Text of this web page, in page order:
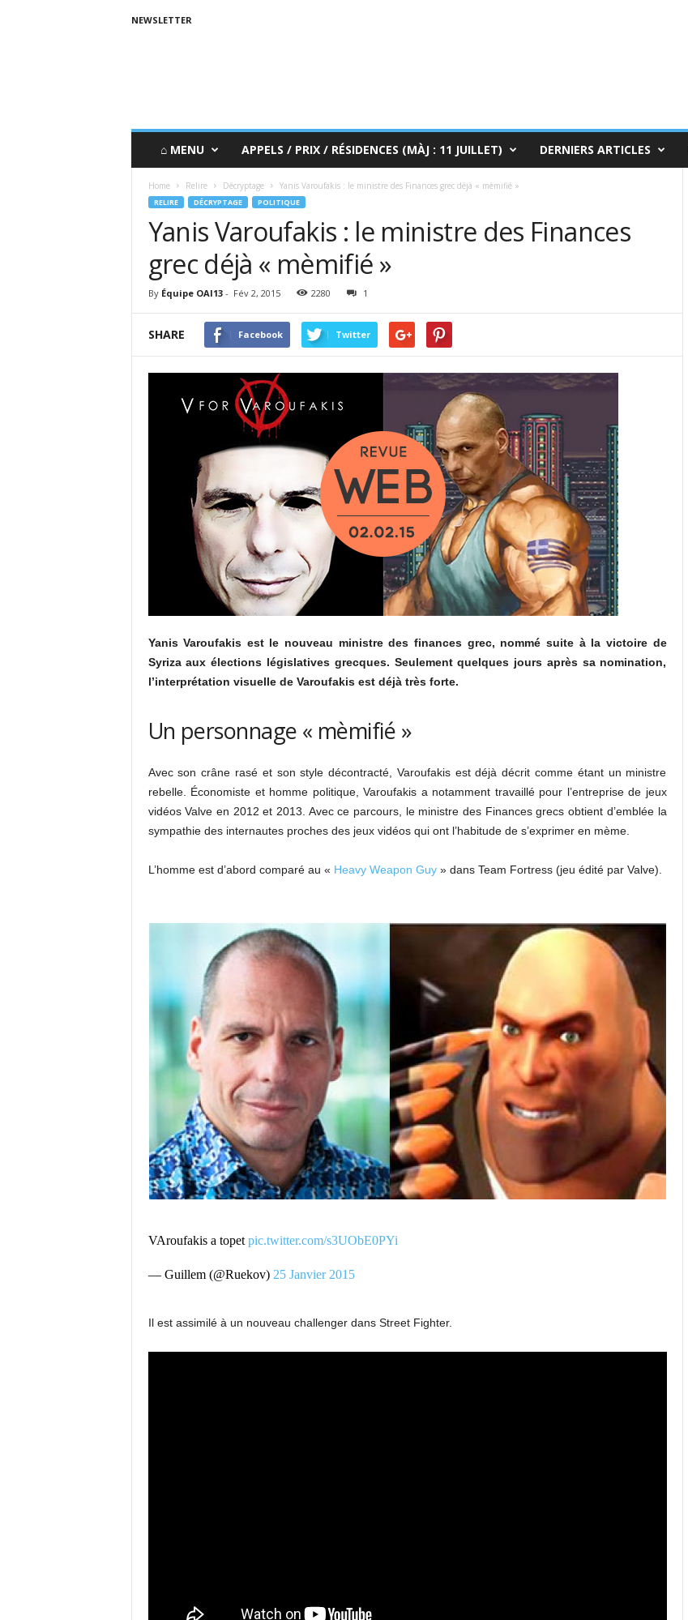
NEWSLETTER
⌂ MENU APPELS / PRIX / RÉSIDENCES (MÀJ : 11 JUILLET) DERNIERS ARTICLES
Home Relire Décryptage Yanis Varoufakis : le ministre des Finances grec déjà « mèmifié »
RELIRE DÉCRYPTAGE POLITIQUE
Yanis Varoufakis : le ministre des Finances
grec déjà « mèmifié »
By Équipe OAI13- Fév 2, 2015 2280 1
SHARE Facebook Twitter
Yanis Varoufakis est le nouveau ministre des finances grec, nommé suite à la victoire de
Syriza aux élections législatives grecques. Seulement quelques jours après sa nomination,
l’interprétation visuelle de Varoufakis est déjà très forte.
Un personnage « mèmifié »
Avec son crâne rasé et son style décontracté, Varoufakis est déjà décrit comme étant un ministre
rebelle. Économiste et homme politique, Varoufakis a notamment travaillé pour l’entreprise de jeux
vidéos Valve en 2012 et 2013. Avec ce parcours, le ministre des Finances grecs obtient d’emblée la
sympathie des internautes proches des jeux vidéos qui ont l’habitude de s’exprimer en mème.
L’homme est d’abord comparé au « Heavy Weapon Guy» dans Team Fortress (jeu édité par Valve).
VAroufakis a topet pic.twitter.com/s3UObE0PYi
— Guillem (@Ruekov) 25 Janvier 2015
Il est assimilé à un nouveau challenger dans Street Fighter.